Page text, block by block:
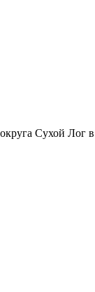
Сухой Лог в